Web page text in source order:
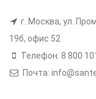
г. Москва, ул.
19б, офис 52
Телефон: 8 800
Почта: